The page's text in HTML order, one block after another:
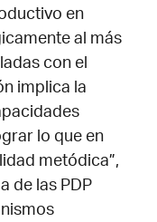
en
al más
con el
implica la
lo que en
metódica”,
de las PDP